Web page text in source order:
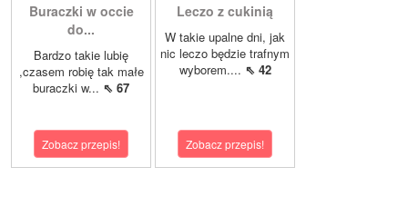
Buraczki w occie
do...
Bardzo takie lubię
,czasem robię tak małe
buraczki w... ⇖ 67
Zobacz przepis!
Leczo z cukinią
W takie upalne dni, jak
nic leczo będzie trafnym
wyborem.... ⇖ 42
Zobacz przepis!